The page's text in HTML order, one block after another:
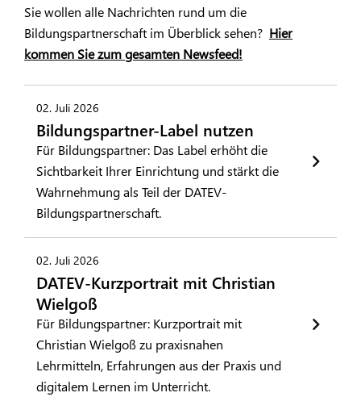
Sie wollen alle Nachrichten rund um die
Bildungspartnerschaft im Überblick sehen? Hier
kommen Sie zum gesamten Newsfeed!
02. Juli 2026
Bildungspartner-Label nutzen
Für Bildungspartner: Das Label erhöht die
Sichtbarkeit Ihrer Einrichtung und stärkt die
Wahrnehmung als Teil der DATEV-
Bildungspartnerschaft.
02. Juli 2026
DATEV-Kurzportrait mit Christian
Wielgoß
Für Bildungspartner: Kurzportrait mit
Christian Wielgoß zu praxisnahen
Lehrmitteln, Erfahrungen aus der Praxis und
digitalem Lernen im Unterricht.